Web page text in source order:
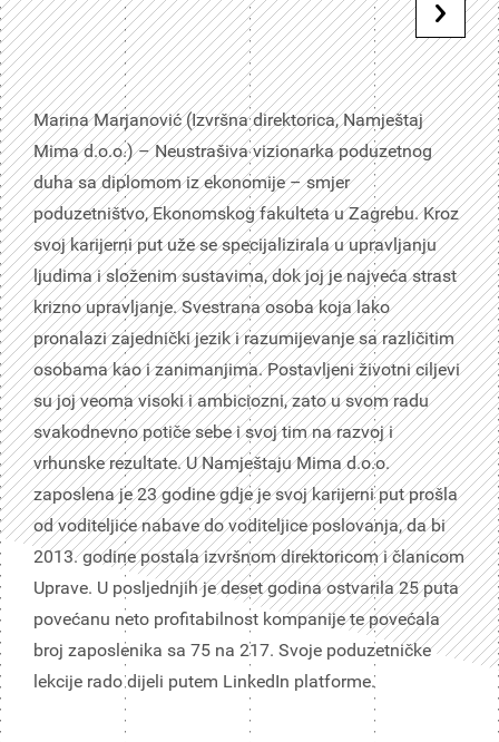
Marina Marjanović (Izvršna direktorica, Namještaj
Mima d.o.o.) – Neustrašiva vizionarka poduzetnog
duha sa diplomom iz ekonomije – smjer
poduzetništvo, Ekonomskog fakulteta u Zagrebu. Kroz
svoj karijerni put uže se specijalizirala u upravljanju
ljudima i složenim sustavima, dok joj je najveća strast
krizno upravljanje. Svestrana osoba koja lako
pronalazi zajednički jezik i razumijevanje sa različitim
osobama kao i zanimanjima. Postavljeni životni ciljevi
su joj veoma visoki i ambiciozni, zato u svom radu
svakodnevno potiče sebe i svoj tim na razvoj i
vrhunske rezultate. U Namještaju Mima d.o.o.
zaposlena je 23 godine gdje je svoj karijerni put prošla
od voditeljice nabave do voditeljice poslovanja, da bi
2013. godine postala izvršnom direktoricom i članicom
Uprave. U posljednjih je deset godina ostvarila 25 puta
povećanu neto profitabilnost kompanije te povećala
broj zaposlenika sa 75 na 217. Svoje poduzetničke
lekcije rado dijeli putem LinkedIn platforme.